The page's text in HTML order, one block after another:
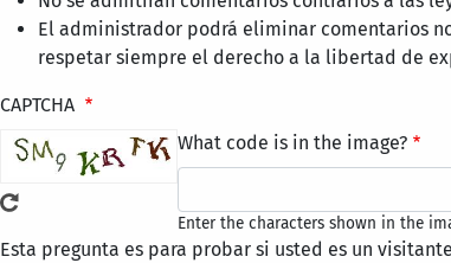
El administrador podrá eliminar comentarios
respetar siempre el derecho a la libertad de
CAPTCHA
What code is in the image?
Enter the characters shown in the
Esta pregunta es para probar si usted es un